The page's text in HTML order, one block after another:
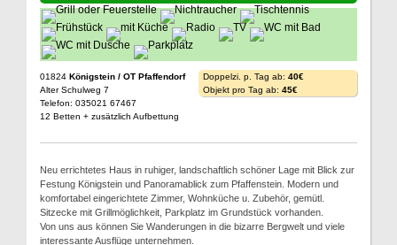
01824 Königstein / OT Pfaffendorf
Alter Schulweg 7
Telefon: 035021 67467
12 Betten + zusätzlich Aufbettung
Doppelzi. p. Tag ab: 40€
Objekt pro Tag ab: 45€
Neu errichtetes Haus in ruhiger, landschaftlich schöner Lage mit Blick zur
Festung Königstein und Panoramablick zum Pfaffenstein. Modern und
komfortabel eingerichtete Zimmer, Wohnküche u. Zubehör, gemütl.
Sitzecke mit Grillmöglichkeit, Parkplatz im Grundstück vorhanden.
Von uns aus können Sie Wanderungen in die bizarre Bergwelt und viele
interessante Ausflüge unternehmen.